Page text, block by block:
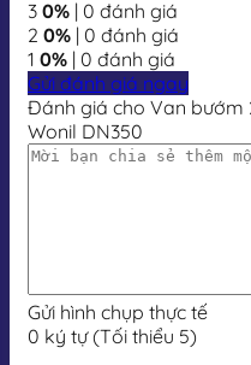
3 0% | 0 đánh giá
2 0% | 0 đánh giá
1 0% | 0 đánh giá
Gửi đánh giá ngay
Đánh giá cho Van
Wonil DN350
Gửi hình chụp thực tế
0 ký tự (Tối thiểu 5)